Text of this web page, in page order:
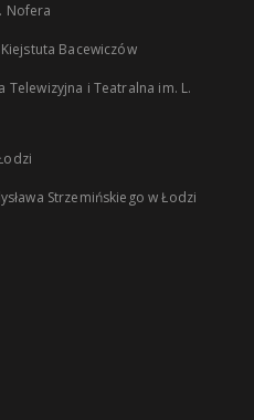
Nofera
Bacewiczów
Telewizyjna i Teatralna im. L.
Strzemińskiego w Łodzi